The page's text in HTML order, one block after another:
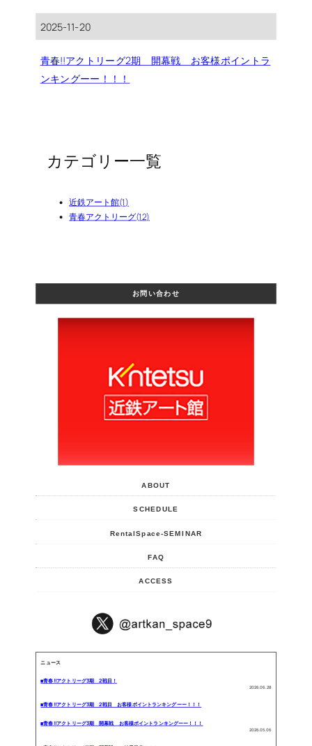
2025-11-20
青春!!アクトリーグ2期 開幕戦 お客様ポイントラ
ンキングーー！！！
カテゴリー一覧
近鉄アート館(1)
青春アクトリーグ(12)
お問い合わせ
ABOUT
SCHEDULE
RentalSpace-SEMINAR
FAQ
ACCESS
ニュース
■青春!!アクトリーグ3期 2戦目！
2026.06.28
■青春!!アクトリーグ3期 2戦目 お客様ポイントランキングーー！！！
■青春!!アクトリーグ3期 開幕戦 お客様ポイントランキングーー！！！
2026.05.06